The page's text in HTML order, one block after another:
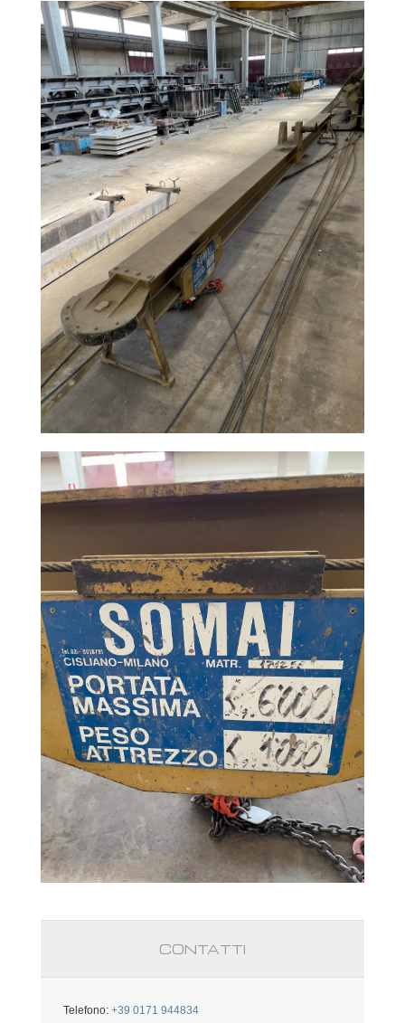
CONTATTI
Telefono: +39 0171 944834